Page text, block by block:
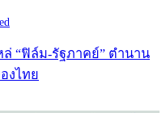
หล่ “ฟิล์ม-รัฐภาคย์” ตำนาน
งไทย